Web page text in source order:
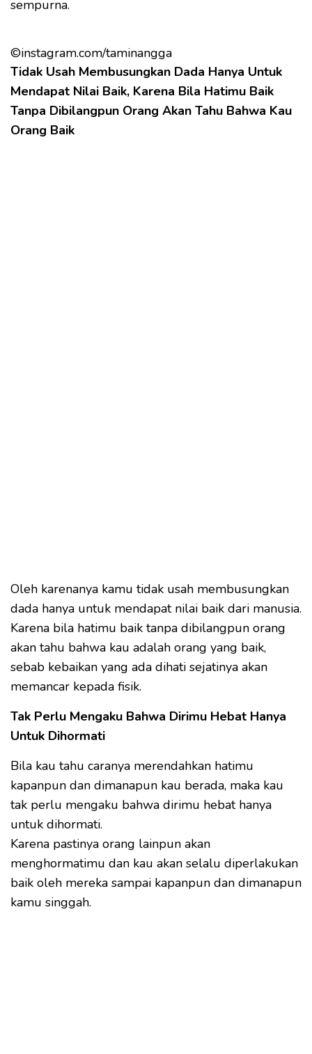
sempurna.
©instagram.com/taminangga
Tidak Usah Membusungkan Dada Hanya Untuk
Mendapat Nilai Baik, Karena Bila Hatimu Baik
Tanpa Dibilangpun Orang Akan Tahu Bahwa Kau
Orang Baik
Oleh karenanya kamu tidak usah membusungkan
dada hanya untuk mendapat nilai baik dari manusia.
Karena bila hatimu baik tanpa dibilangpun orang
akan tahu bahwa kau adalah orang yang baik,
sebab kebaikan yang ada dihati sejatinya akan
memancar kepada fisik.
Tak Perlu Mengaku Bahwa Dirimu Hebat Hanya
Untuk Dihormati
Bila kau tahu caranya merendahkan hatimu
kapanpun dan dimanapun kau berada, maka kau
tak perlu mengaku bahwa dirimu hebat hanya
untuk dihormati.
Karena pastinya orang lainpun akan
menghormatimu dan kau akan selalu diperlakukan
baik oleh mereka sampai kapanpun dan dimanapun
kamu singgah.